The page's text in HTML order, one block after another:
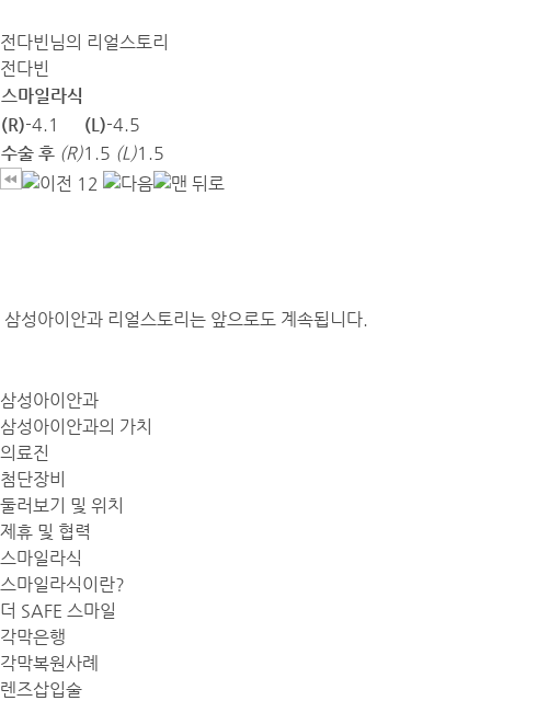
전다빈님의 리얼스토리
전다빈
스마일라식
(R)-4.1 (L)-4.5
수술 후 (R)1.5 (L)1.5
1 2
삼성아이안과 리얼스토리는 앞으로도 계속됩니다.
삼성아이안과
삼성아이안과의 가치
의료진
첨단장비
둘러보기 및 위치
제휴 및 협력
스마일라식
스마일라식이란?
더 SAFE 스마일
각막은행
각막복원사례
렌즈삽입술